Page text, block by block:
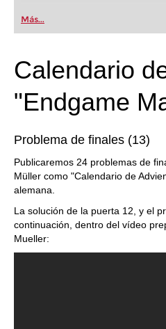
Más...
Calendario
"Endgame
Problema de finales (13)
Publicaremos 24 problemas de
Müller como "Calendario de
alemana.
La solución de la puerta 12, y el
continuación, dentro del vídeo
Mueller: